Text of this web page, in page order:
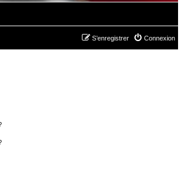
Connexion
S’enregistrer